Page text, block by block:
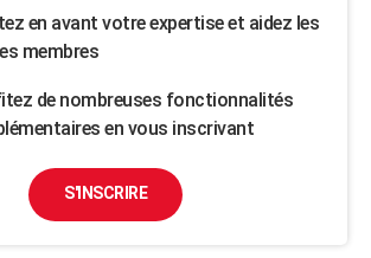
en avant votre expertise et aidez les
membres
de nombreuses fonctionnalités
en vous inscrivant
S'INSCRIRE